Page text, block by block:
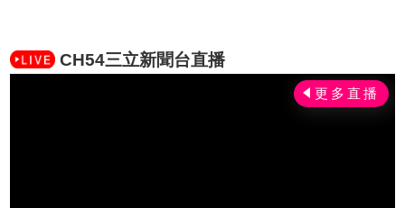
CH54三立新聞台直播